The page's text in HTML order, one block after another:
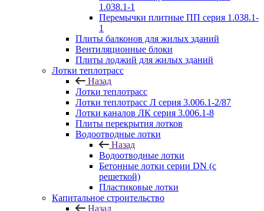
1.038.1-1
Перемычки плитные ПП серия 1.038.1-
1
Плиты балконов для жилых зданий
Вентиляционные блоки
Плиты лоджий для жилых зданий
Лотки теплотрасс
Назад
Лотки теплотрасс
Лотки теплотрасс Л серия 3.006.1-2/87
Лотки каналов ЛК серия 3.006.1-8
Плиты перекрытия лотков
Водоотводные лотки
Назад
Водоотводные лотки
Бетонные лотки серии DN (с
решеткой)
Пластиковые лотки
Капитальное строительство
Назад